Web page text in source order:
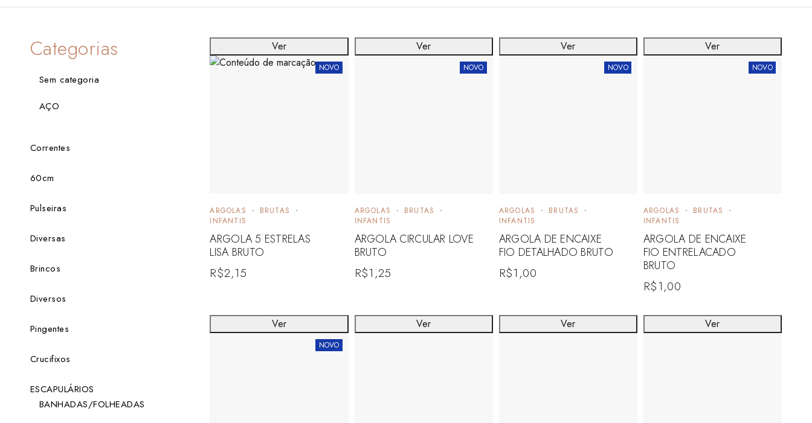
Categorias
Sem categoria
AÇO
Correntes
60cm
Pulseiras
Diversas
Brincos
Diversos
Pingentes
Crucifixos
ESCAPULÁRIOS
BANHADAS/FOLHEADAS
NOVO
ARGOLAS
BRUTAS
INFANTIS
ARGOLA 5 ESTRELAS
LISA BRUTO
R$2,15
Ver
NOVO
ARGOLAS
BRUTAS
INFANTIS
ARGOLA CIRCULAR LOVE
BRUTO
R$1,25
Ver
NOVO
ARGOLAS
BRUTAS
INFANTIS
ARGOLA DE ENCAIXE
FIO DETALHADO BRUTO
R$1,00
Ver
NOVO
ARGOLAS
BRUTAS
INFANTIS
ARGOLA DE ENCAIXE
FIO ENTRELACADO
BRUTO
R$1,00
Ver
NOVO
Ver Ver Ver Ver